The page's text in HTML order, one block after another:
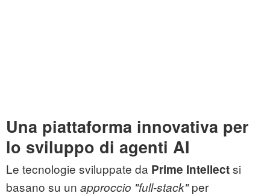
Una piattaforma innovativa per
lo sviluppo di agenti AI
Le tecnologie sviluppate da Prime Intellectsi
basano su un approccio "full-stack"per